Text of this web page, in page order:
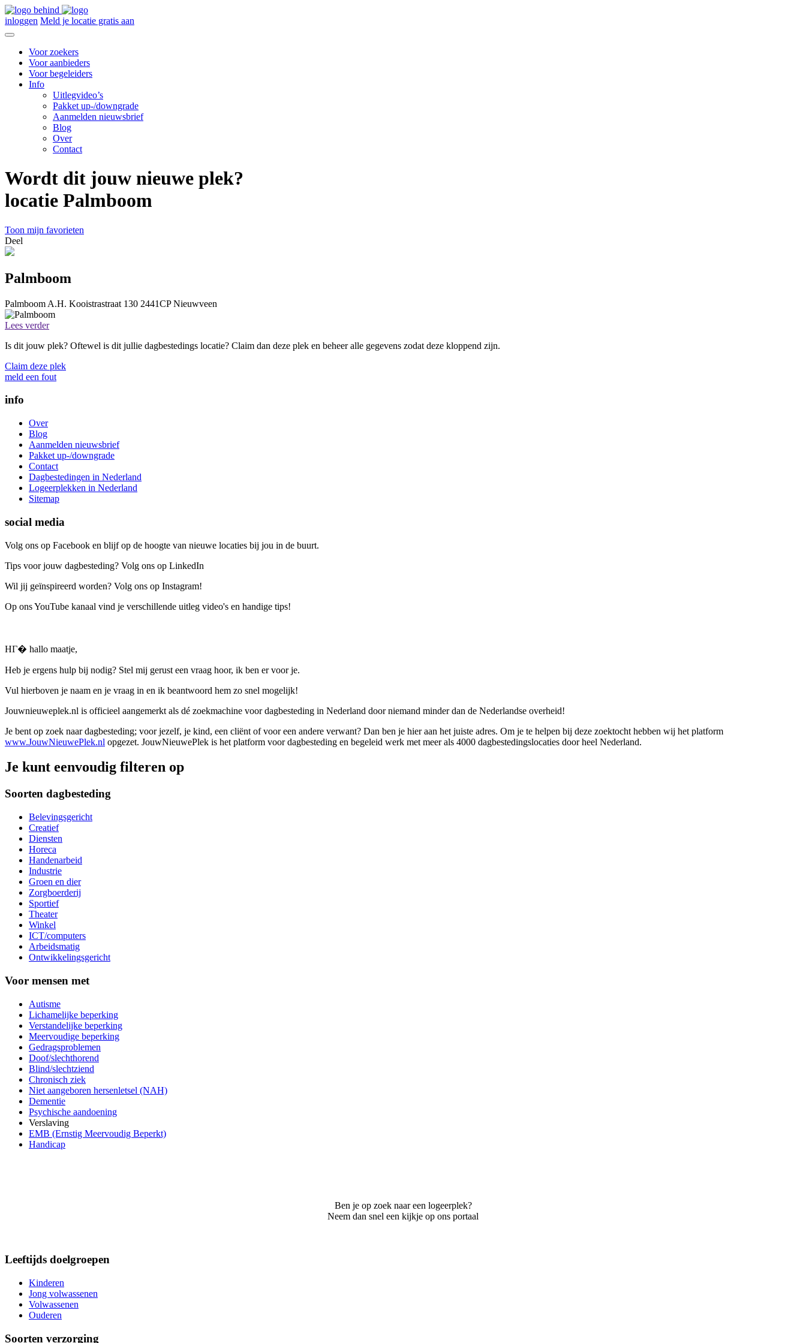
inloggen Meld je locatie gratis aan
Voor zoekers
Voor aanbieders
Voor begeleiders
Info
Uitlegvideo’s
Pakket up-/downgrade
Aanmelden nieuwsbrief
Blog
Over
Contact
Wordt dit jouw nieuwe plek?
locatie Palmboom
Toon mijn favorieten
Deel
Palmboom
Palmboom A.H. Kooistrastraat 130 2441CP Nieuwveen
Lees verder
Is dit jouw plek? Oftewel is dit jullie dagbestedings locatie? Claim dan deze plek en beheer alle gegevens zodat deze kloppend zijn.
Claim deze plek
meld een fout
info
Over
Blog
Aanmelden nieuwsbrief
Pakket up-/downgrade
Contact
Dagbestedingen in Nederland
Logeerplekken in Nederland
Sitemap
social media
Volg ons op Facebook en blijf op de hoogte van nieuwe locaties bij jou in de buurt.
Tips voor jouw dagbesteding? Volg ons op LinkedIn
Wil jij geïnspireerd worden? Volg ons op Instagram!
Op ons YouTube kanaal vind je verschillende uitleg video's en handige tips!
HГ� hallo maatje,
Heb je ergens hulp bij nodig? Stel mij gerust een vraag hoor, ik ben er voor je.
Vul hierboven je naam en je vraag in en ik beantwoord hem zo snel mogelijk!
Jouwnieuweplek.nl is officieel aangemerkt als dé zoekmachine voor dagbesteding in Nederland door niemand minder dan de Nederlandse overheid!
Je bent op zoek naar dagbesteding; voor jezelf, je kind, een cliënt of voor een andere verwant? Dan ben je hier aan het juiste adres. Om je te helpen bij deze zoektocht hebben wij het platform
www.JouwNieuwePlek.nl opgezet. JouwNieuwePlek is het platform voor dagbesteding en begeleid werk met meer als 4000 dagbestedingslocaties door heel Nederland.
Je kunt eenvoudig filteren op
Soorten dagbesteding
Belevingsgericht
Creatief
Diensten
Horeca
Handenarbeid
Industrie
Groen en dier
Zorgboerderij
Sportief
Theater
Winkel
ICT/computers
Arbeidsmatig
Ontwikkelingsgericht
Voor mensen met
Autisme
Lichamelijke beperking
Verstandelijke beperking
Meervoudige beperking
Gedragsproblemen
Doof/slechthorend
Blind/slechtziend
Chronisch ziek
Niet aangeboren hersenletsel (NAH)
Dementie
Psychische aandoening
Verslaving
EMB (Ernstig Meervoudig Beperkt)
Handicap
Ben je op zoek naar een logeerplek?
Neem dan snel een kijkje op ons portaal
Leeftijds doelgroepen
Kinderen
Jong volwassenen
Volwassenen
Ouderen
Soorten verzorging